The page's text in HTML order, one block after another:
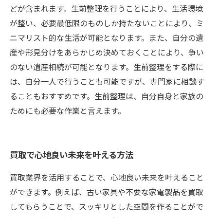
どが含まれます。生前整理を行うことにより、生活環境
が整い、必要最低限のものしか持たないことにより、ミ
ニマリスト的な生活が可能となります。また、自分の遺
産や形見分けをあらかじめ決めておくことにより、争い
のない遺産相続が可能となります。生前整理をする際に
は、自分一人で行うことも可能ですが、専門家に相談す
ることもおすすめです。生前整理は、自分自身と家族の
ためにも必要な作業と言えます。
買取で心地良い未来を叶える方法
買取業界を活用することで、心地良い未来を叶えること
ができます。例えば、古い家具や不要な家電製品を買取
してもらうことで、スッキリとした空間を作ることがで